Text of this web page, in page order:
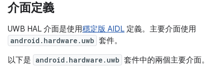
介面定義
UWB HAL 介面是使用穩定版 AIDL 定義。主要介面使用
android.hardware.uwb 套件。
以下是 android.hardware.uwb 套件中的兩個主要介面。